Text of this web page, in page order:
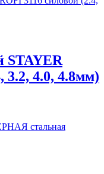
STAYER
3.2, 4.0, 4.8мм)